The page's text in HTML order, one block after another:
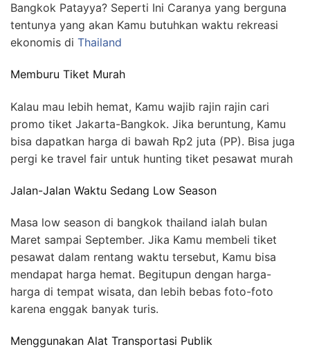
Bangkok Patayya? Seperti Ini Caranya yang berguna
tentunya yang akan Kamu butuhkan waktu rekreasi
ekonomis di Thailand
Memburu Tiket Murah
Kalau mau lebih hemat, Kamu wajib rajin rajin cari
promo tiket Jakarta-Bangkok. Jika beruntung, Kamu
bisa dapatkan harga di bawah Rp2 juta (PP). Bisa juga
pergi ke travel fair untuk hunting tiket pesawat murah
Jalan-Jalan Waktu Sedang Low Season
Masa low season di bangkok thailand ialah bulan
Maret sampai September. Jika Kamu membeli tiket
pesawat dalam rentang waktu tersebut, Kamu bisa
mendapat harga hemat. Begitupun dengan harga-
harga di tempat wisata, dan lebih bebas foto-foto
karena enggak banyak turis.
Menggunakan Alat Transportasi Publik